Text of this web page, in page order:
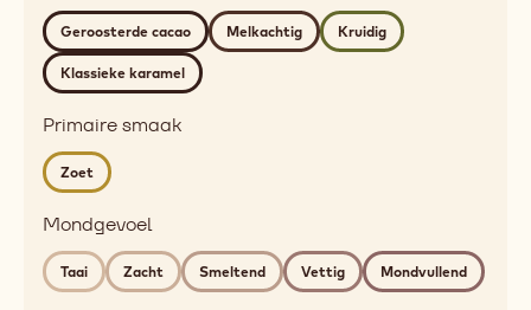
roasted,
golden
Detailed
roasted
cocoa,
milky,
spicy,
classic
caramel
Geroosterde cacao Melkachtig Kruidig
Klassieke karamel
Primaire smaak
Zoet
Mondgevoel
Taai Zacht Smeltend Vettig Mondvullend